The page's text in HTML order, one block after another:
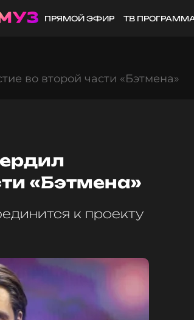
ПРЯМОЙ ЭФИР ТВ
во второй части «Бэтмена»
«Бэтмена»
к проекту